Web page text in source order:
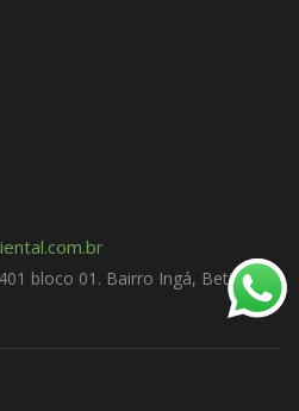
bloco 01. Bairro Ingá, Betim –